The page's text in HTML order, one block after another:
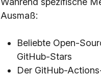
Ausmaß:
Beliebte Open-
GitHub-Stars
Der GitHub-